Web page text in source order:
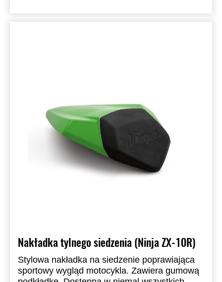
Nakładka tylnego siedzenia (Ninja ZX-10R)
Stylowa nakładka na siedzenie poprawiająca
sportowy wygląd motocykla. Zawiera gumową